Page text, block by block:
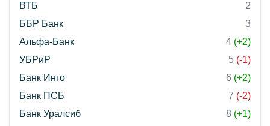
ВТБ
2
ББР Банк
3
Альфа-Банк
4 (+2)
УБРиР
5 (-1)
Банк Инго
6 (+2)
Банк ПСБ
7 (-2)
Банк Уралсиб
8 (+1)